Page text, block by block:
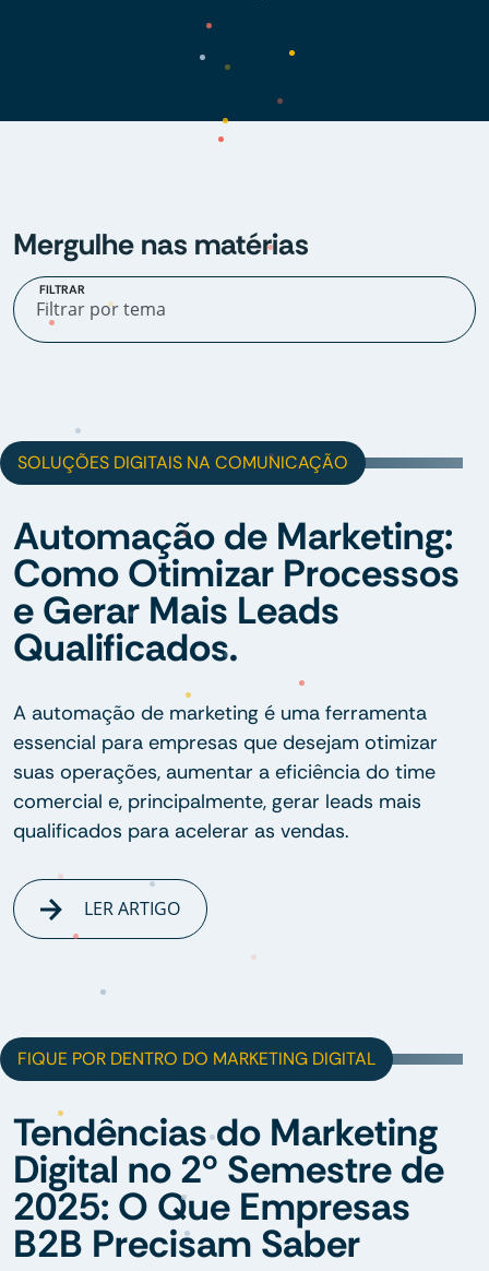
Mergulhe nas matérias
FILTRAR
SOLUÇÕES DIGITAIS NA COMUNICAÇÃO
Automação de Marketing:
Como Otimizar Processos
e Gerar Mais Leads
Qualificados.
A automação de marketing é uma ferramenta
essencial para empresas que desejam otimizar
suas operações, aumentar a eficiência do time
comercial e, principalmente, gerar leads mais
qualificados para acelerar as vendas.
LER ARTIGO
FIQUE POR DENTRO DO MARKETING DIGITAL
Tendências do Marketing
Digital no 2º Semestre de
2025: O Que Empresas
B2B Precisam Saber